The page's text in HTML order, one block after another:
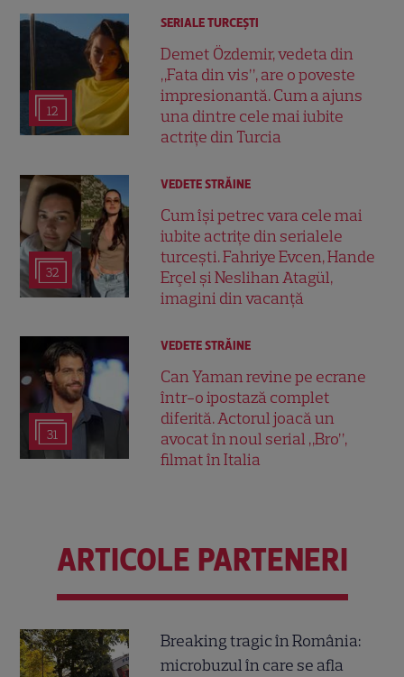
12
SERIALE TURCEŞTI
Demet Özdemir, vedeta din
„Fata din vis”, are o poveste
impresionantă. Cum a ajuns
una dintre cele mai iubite
actrițe din Turcia
32
VEDETE STRĂINE
Cum își petrec vara cele mai
iubite actrițe din serialele
turcești. Fahriye Evcen, Hande
Erçel și Neslihan Atagül,
imagini din vacanță
31
VEDETE STRĂINE
Can Yaman revine pe ecrane
într-o ipostază complet
diferită. Actorul joacă un
avocat în noul serial „Bro”,
filmat în Italia
ARTICOLE PARTENERI
Breaking tragic în România:
microbuzul în care se afla